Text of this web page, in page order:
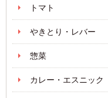
トマト
やきとり・レバー
惣菜
カレー・エスニック